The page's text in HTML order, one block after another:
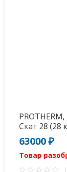
Скат 28 (28
63000 ₽
Товар